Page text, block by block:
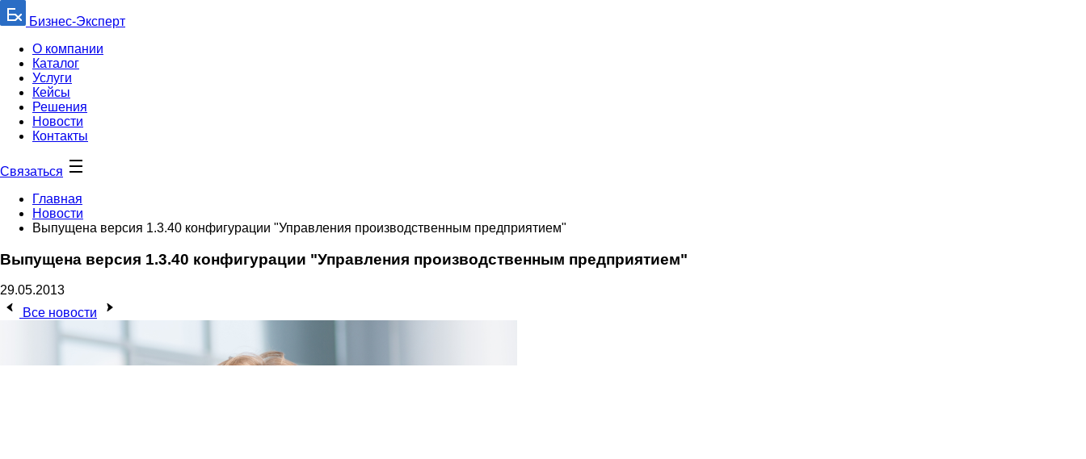
Бизнес-Эксперт
О компании
Каталог
Услуги
Кейсы
Решения
Новости
Контакты
Связаться
Главная
Новости
Выпущена версия 1.3.40 конфигурации "Управления производственным предприятием"
Выпущена версия 1.3.40 конфигурации "Управления производственным предприятием"
29.05.2013
Все новости